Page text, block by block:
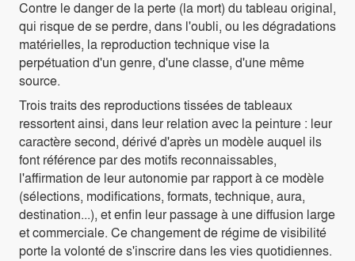
Contre le danger de la perte (la mort) du tableau original,
qui risque de se perdre, dans l'oubli, ou les dégradations
matérielles, la reproduction technique vise la
perpétuation d'un genre, d'une classe, d'une même
source.
Trois traits des reproductions tissées de tableaux
ressortent ainsi, dans leur relation avec la peinture : leur
caractère second, dérivé d'après un modèle auquel ils
font référence par des motifs reconnaissables,
l'affirmation de leur autonomie par rapport à ce modèle
(sélections, modifications, formats, technique, aura,
destination...), et enfin leur passage à une diffusion large
et commerciale. Ce changement de régime de visibilité
porte la volonté de s'inscrire dans les vies quotidiennes.